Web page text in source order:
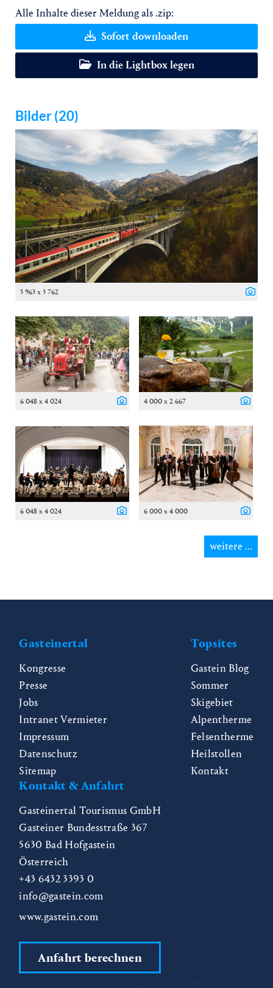
Alle Inhalte dieser Meldung als .zip:
Sofort downloaden
In die Lightbox legen
Bilder (20)
5 963 x 3 762
6 048 x 4 024 4 000 x 2 667
6 048 x 4 024 6 000 x 4 000
weitere ...
Gasteinertal
Kongresse
Presse
Jobs
Intranet Vermieter
Impressum
Datenschutz
Sitemap
Topsites
Gastein Blog
Sommer
Skigebiet
Alpentherme
Felsentherme
Heilstollen
Kontakt
Kontakt & Anfahrt
Gasteinertal Tourismus GmbH
Gasteiner Bundesstraße 367
5630 Bad Hofgastein
Österreich
+43 6432 3393 0
info@gastein.com
www.gastein.com
Anfahrt berechnen
CZ